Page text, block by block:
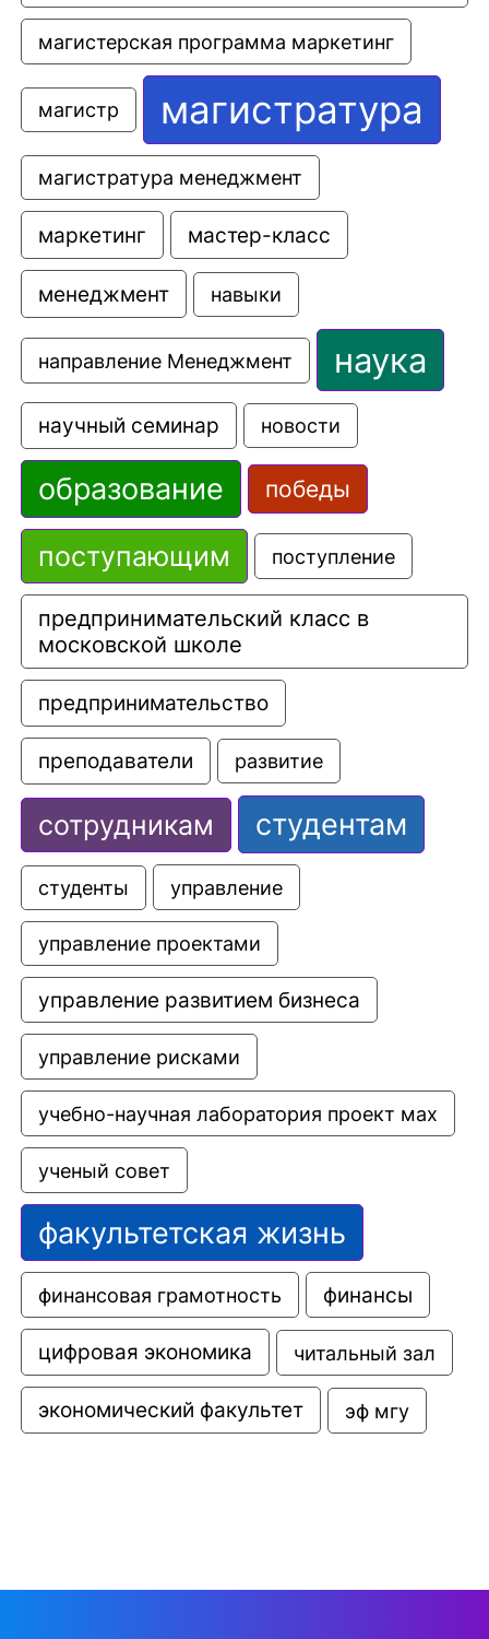
магистерская программа маркетинг
магистр магистратура
магистратура менеджмент
маркетинг мастер-класс
менеджмент навыки
направление Менеджмент наука
научный семинар новости
образование победы
поступающим поступление
предпринимательский класс в
московской школе
предпринимательство
преподаватели развитие
сотрудникам студентам
студенты управление
управление проектами
управление развитием бизнеса
управление рисками
учебно-научная лаборатория проект мах
ученый совет
факультетская жизнь
финансовая грамотность финансы
цифровая экономика читальный зал
экономический факультет эф мгу